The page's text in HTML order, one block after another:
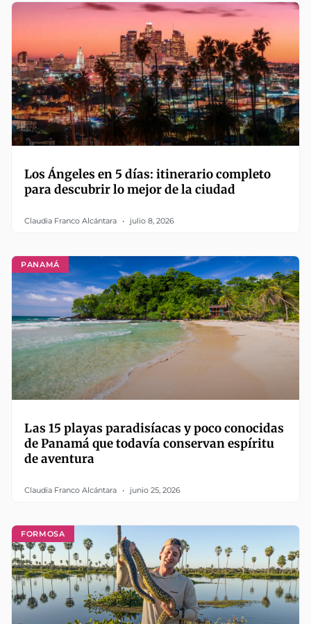
Los Ángeles en 5 días: itinerario completo
para descubrir lo mejor de la ciudad
Claudia Franco Alcántara julio 8, 2026
PANAMÁ
Las 15 playas paradisíacas y poco conocidas
de Panamá que todavía conservan espíritu
de aventura
Claudia Franco Alcántara junio 25, 2026
FORMOSA